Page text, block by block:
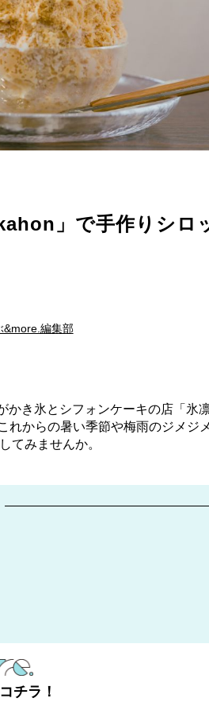
」で手作りシロ
&more.編集部
き氷とシフォンケーキの店「氷
れからの暑い季節や梅雨のジメジ
てみませんか。
チラ！